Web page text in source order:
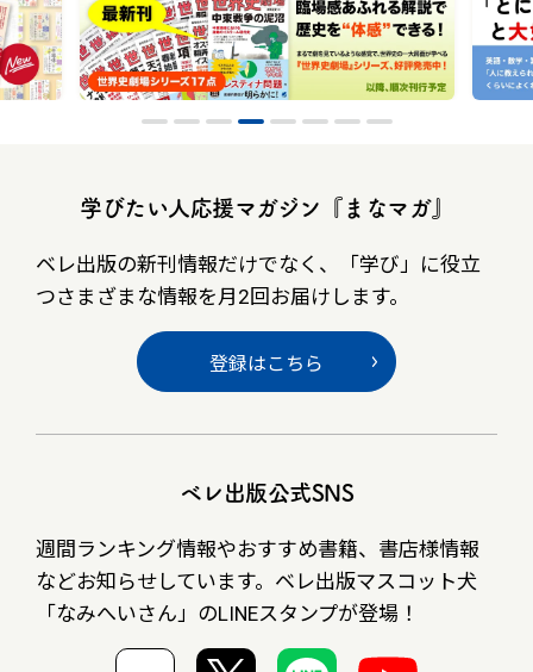
学びたい人応援マガジン『まなマガ』
ベレ出版の新刊情報だけでなく、
「学び」に役立
つさまざまな情報を月2回お届けします。
登録はこちら
ベレ出版公式SNS
週間ランキング情報やおすすめ書籍、書店様情報
などお知らせしています。ベレ出版マスコット犬
「なみへいさん」のLINEスタンプが登場！